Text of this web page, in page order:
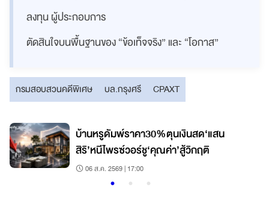
ลงทุน ผู้ประกอบการ
ตัดสินใจบนพื้นฐานของ “ข้อเท็จจริง” และ “โอกาส”
กรมสอบสวนคดีพิเศษ บล.กรุงศรี CPAXT
บ้านหรูดัมพ์ราคา30%ตุนเงินสด‘แสน
สิริ’หนีไพรซ์วอร์ชู‘คุณค่า’สู้วิกฤติ
06 ส.ค. 2569 | 17:00